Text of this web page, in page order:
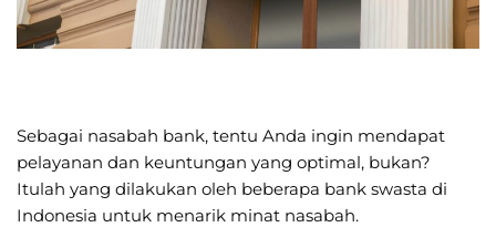
Sebagai nasabah bank, tentu Anda ingin mendapat
pelayanan dan keuntungan yang optimal, bukan?
Itulah yang dilakukan oleh beberapa bank swasta di
Indonesia untuk menarik minat nasabah.